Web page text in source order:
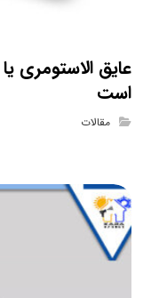
عایق الاستومری
است
مقالات